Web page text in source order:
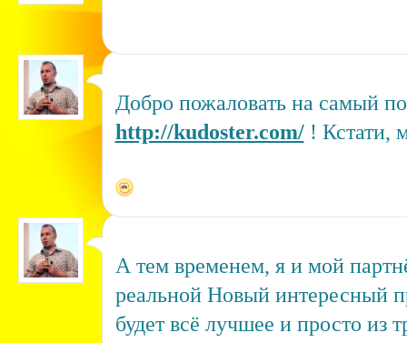
Добро пожаловать на самый
http://kudoster.com/! Кстати,
А тем временем, я и мой
реальной Новый интересный
будет всё лучшее и просто из